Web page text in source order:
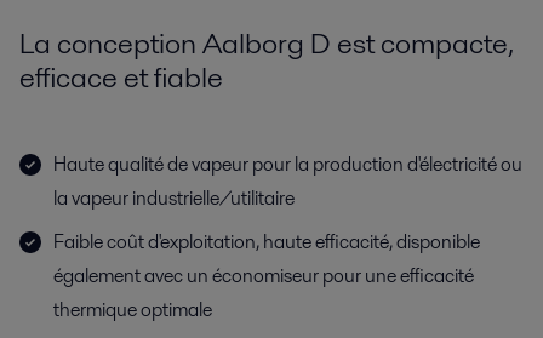
La conception Aalborg D est compacte,
efficace et fiable
Haute qualité de vapeur pour la production d'électricité ou
la vapeur industrielle/utilitaire
Faible coût d'exploitation, haute efficacité, disponible
également avec un économiseur pour une efficacité
thermique optimale